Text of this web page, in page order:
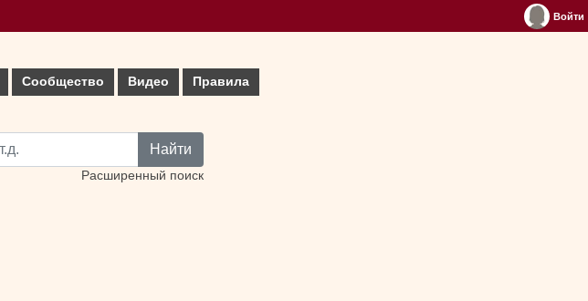
Войти
Сообщество Видео Правила
Найти
Расширенный поиск